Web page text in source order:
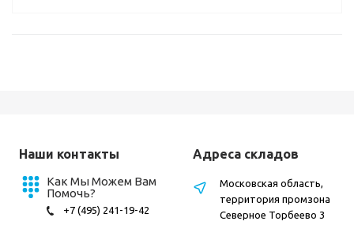
Наши контакты
Как Мы Можем Вам
Помочь?
+7 (495) 241-19-42
Адреса складов
Московская область,
территория промзона
Северное Торбеево 3